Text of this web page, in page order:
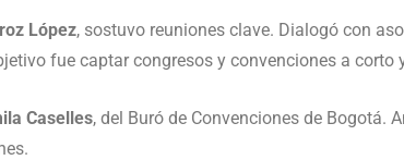
López, sostuvo reuniones clave. Dialogó con
fue captar congresos y convenciones a corto
Caselles, del Buró de Convenciones de Bogotá.